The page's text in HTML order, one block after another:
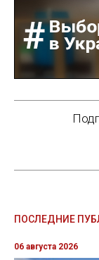
ПОСЛЕДНИЕ
06 августа 2026